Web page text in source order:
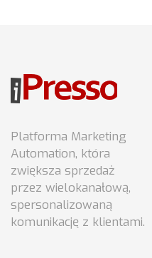
Platforma Marketing
Automation, która
zwiększa sprzedaż
przez wielokanałową,
spersonalizowaną
komunikację z klientami.